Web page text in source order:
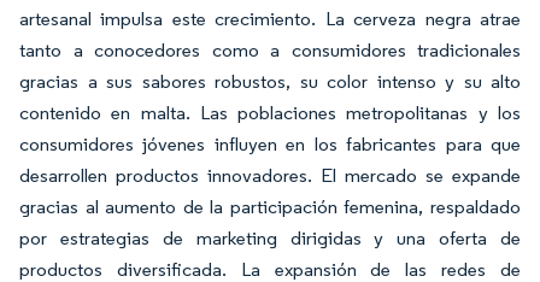
artesanal impulsa este crecimiento. La cerveza negra atrae
tanto a conocedores como a consumidores tradicionales
gracias a sus sabores robustos, su color intenso y su alto
contenido en malta. Las poblaciones metropolitanas y los
consumidores jóvenes influyen en los fabricantes para que
desarrollen productos innovadores. El mercado se expande
gracias al aumento de la participación femenina, respaldado
por estrategias de marketing dirigidas y una oferta de
productos diversificada. La expansión de las redes de